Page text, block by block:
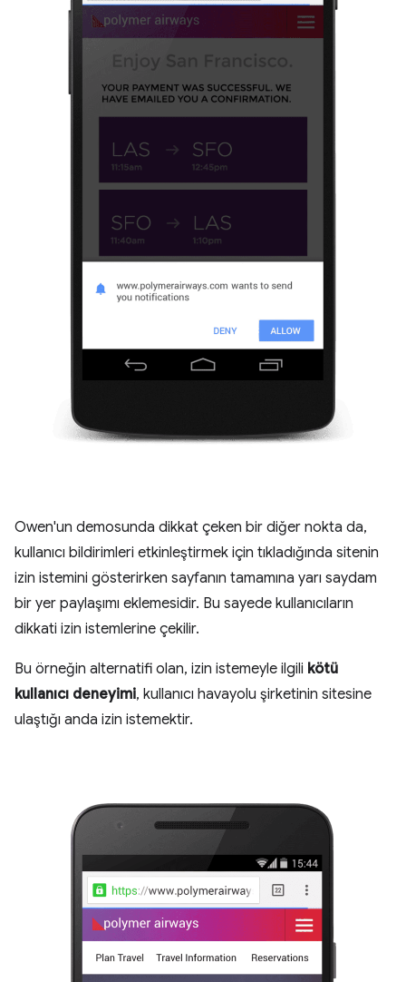
Owen'un demosunda dikkat çeken bir diğer nokta da,
kullanıcı bildirimleri etkinleştirmek için tıkladığında sitenin
izin istemini gösterirken sayfanın tamamına yarı saydam
bir yer paylaşımı eklemesidir. Bu sayede kullanıcıların
dikkati izin istemlerine çekilir.
Bu örneğin alternatifi olan, izin istemeyle ilgili kötü
kullanıcı deneyimi, kullanıcı havayolu şirketinin sitesine
ulaştığı anda izin istemektir.